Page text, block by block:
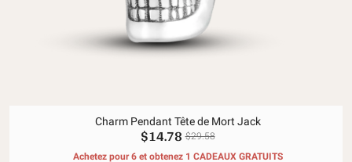
Charm Pendant Tête de Mort Jack
$14.78 $29.58
Achetez pour 6 et obtenez 1 CADEAUX GRATUITS